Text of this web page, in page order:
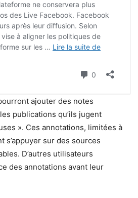
ajouter des notes
publications qu’ils jugent
». Ces annotations, limitées à
s’appuyer sur des sources
D’autres utilisateurs
des annotations avant leur